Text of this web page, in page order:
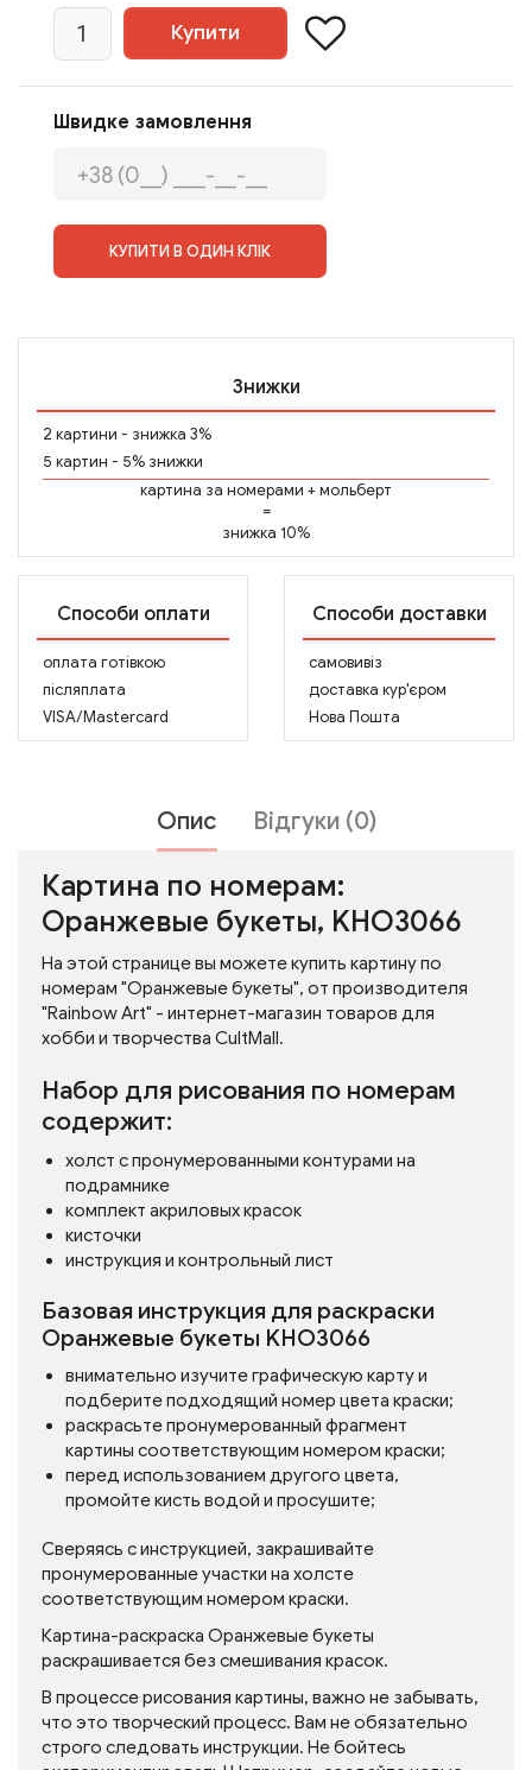
Швидке замовлення
КУПИТИ В ОДИН КЛІК
Знижки
2 картини - знижка 3%
5 картин - 5% знижки
картина за номерами +мольберт
=
знижка 10%
Способи оплати
оплата готівкою
післяплата
VISA/Mastercard
Способи доставки
самовивіз
доставка кур'єром
Нова Пошта
Опис Відгуки (0)
Картина по номерам:
Оранжевые букеты, KHO3066
На этой странице вы можете купить картину по
номерам "Оранжевые букеты", от производителя
"Rainbow Art" - интернет-магазин товаров для
хобби и творчества CultMall.
Набор для рисования по номерам
содержит:
холст с пронумерованными контурами на
подрамнике
комплект акриловых красок
кисточки
инструкция и контрольный лист
Базовая инструкция для раскраски
Оранжевые букеты KHO3066
внимательно изучите графическую карту и
подберите подходящий номер цвета краски;
раскрасьте пронумерованный фрагмент
картины соответствующим номером краски;
перед использованием другого цвета,
промойте кисть водой и просушите;
Сверяясь с инструкцией, закрашивайте
пронумерованные участки на холсте
соответствующим номером краски.
Картина-раскраска Оранжевые букеты
раскрашивается без смешивания красок.
В процессе рисования картины, важно не забывать,
что это творческий процесс. Вам не обязательно
строго следовать инструкции. Не бойтесь